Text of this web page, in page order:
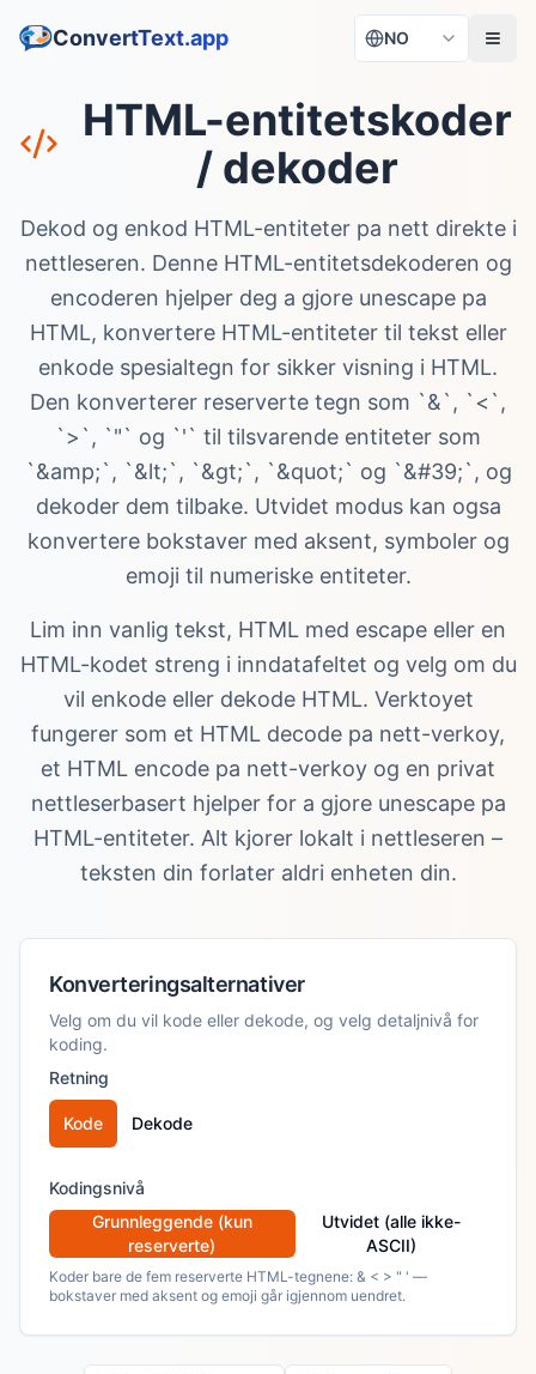
ConvertText.app NO
HTML-entitetskoder
/ dekoder
Dekod og enkod HTML-entiteter pa nett direkte i
nettleseren. Denne HTML-entitetsdekoderen og
encoderen hjelper deg a gjore unescape pa
HTML, konvertere HTML-entiteter til tekst eller
enkode spesialtegn for sikker visning i HTML.
Den konverterer reserverte tegn som `&`, `<`,
`>`, `"` og `'` til tilsvarende entiteter som
`&amp;`, `&lt;`, `&gt;`, `&quot;` og `&#39;`, og
dekoder dem tilbake. Utvidet modus kan ogsa
konvertere bokstaver med aksent, symboler og
emoji til numeriske entiteter.
Lim inn vanlig tekst, HTML med escape eller en
HTML-kodet streng i inndatafeltet og velg om du
vil enkode eller dekode HTML. Verktoyet
fungerer som et HTML decode pa nett-verkoy,
et HTML encode pa nett-verkoy og en privat
nettleserbasert hjelper for a gjore unescape pa
HTML-entiteter. Alt kjorer lokalt i nettleseren –
teksten din forlater aldri enheten din.
Konverteringsalternativer
Velg om du vil kode eller dekode, og velg detaljnivå for
koding.
Retning
Kode Dekode
Kodingsnivå
Grunnleggende (kun
reserverte)
Utvidet (alle ikke-
ASCII)
Koder bare de fem reserverte HTML-tegnene: & < > " ' —
bokstaver med aksent og emoji går igjennom uendret.